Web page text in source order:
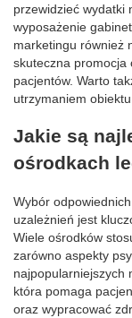
przewidzieć wydatki
wyposażenie
marketingu również
skuteczna promocja
pacjentów. Warto
utrzymaniem
Jakie są
ośrodkach
Wybór
uzależnień jest
Wiele ośrodków
zarówno aspekty
najpopularniejszych
która pomaga
oraz wypracować